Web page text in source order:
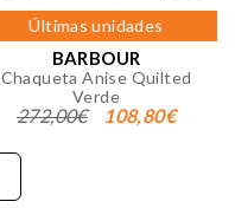
Últimas unidades
BARBOUR
Chaqueta Anise Quilted
Verde
272,00€ 108,80€